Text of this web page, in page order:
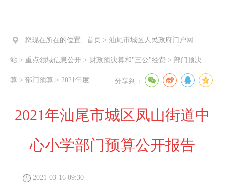
您现在所在的位置 : 首页 > 汕尾市城区人民政府门户网
站 > 重点领域信息公开 > 财政预决算和"三公"经费 > 部门预决
算 > 部门预算 > 2021年度 分享到：
2021年汕尾市城区凤山街道中
心小学部门预算公开报告
2021-03-16 09:30